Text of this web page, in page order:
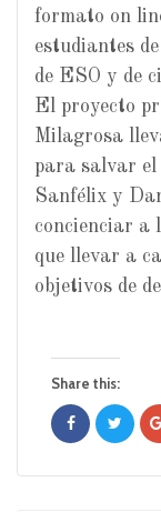
formato on
estudiantes
de ESO y de
El proyecto
Milagrosa
para salvar
Sanfélix y
concienciar a
que llevar a
objetivos de
Share this: